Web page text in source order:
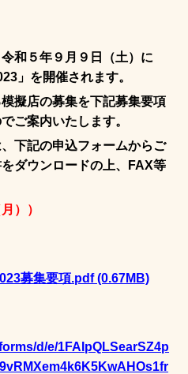
和５年９月９日（土）に
」を開催されます。
擬店の募集を下記募集要項
ご案内いたします。
下記の申込フォームからご
ダウンロードの上、FAX等
））
募集要項.pdf(0.67MB)
d/e/1FAIpQLSearSZ4p